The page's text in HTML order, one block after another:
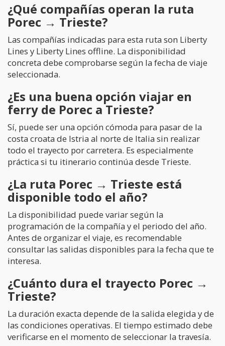
¿Qué compañías operan la ruta
Porec → Trieste?
Las compañías indicadas para esta ruta son Liberty
Lines y Liberty Lines offline. La disponibilidad
concreta debe comprobarse según la fecha de viaje
seleccionada.
¿Es una buena opción viajar en
ferry de Porec a Trieste?
Sí, puede ser una opción cómoda para pasar de la
costa croata de Istria al norte de Italia sin realizar
todo el trayecto por carretera. Es especialmente
práctica si tu itinerario continúa desde Trieste.
¿La ruta Porec → Trieste está
disponible todo el año?
La disponibilidad puede variar según la
programación de la compañía y el periodo del año.
Antes de organizar el viaje, es recomendable
consultar las salidas disponibles para la fecha que te
interesa.
¿Cuánto dura el trayecto Porec →
Trieste?
La duración exacta depende de la salida elegida y de
las condiciones operativas. El tiempo estimado debe
verificarse en el momento de seleccionar la travesía.